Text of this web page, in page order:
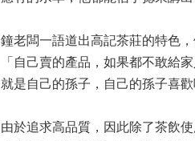
鐘老闆一語道出高記茶莊的特色
「自己賣的產品，如果都不敢給
就是自己的孫子，自己的孫子喜歡
由於追求高品質，因此除了茶飲